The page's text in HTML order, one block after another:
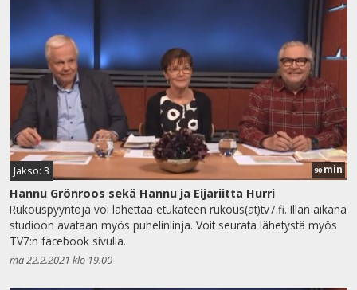
Jakso: 3 90 min
Hannu Grönroos sekä Hannu ja Eijariitta Hurri
Rukouspyyntöjä voi lähettää etukäteen rukous(at)tv7.fi. Illan aikana
studioon avataan myös puhelinlinja. Voit seurata lähetystä myös
TV7:n facebook sivulla.
ma 22.2.2021 klo 19.00